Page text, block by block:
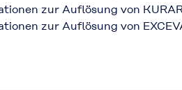
zur Auflösung von
zur Auflösung von